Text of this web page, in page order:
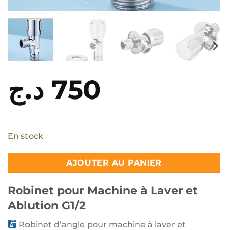
750 د.ج
En stock
AJOUTER AU PANIER
Robinet pour Machine à Laver et
Ablution G1/2
Robinet d’angle pour machine à laver et